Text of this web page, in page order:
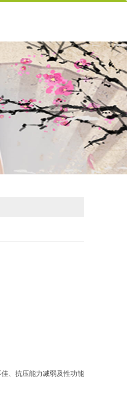
、抗压能力减弱及性功能